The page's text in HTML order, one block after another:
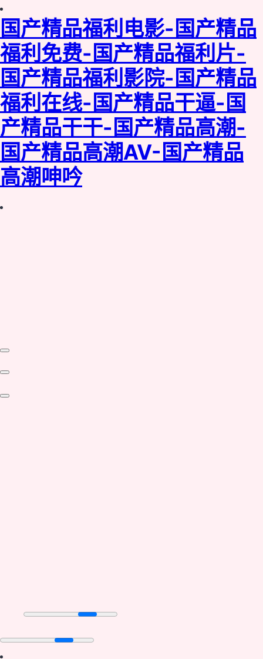
国产精品福利电影-国产精品
福利免费-国产精品福利片-
国产精品福利影院-国产精品
福利在线-国产精品干逼-国
产精品干干-国产精品高潮-
国产精品高潮AV-国产精品
高潮呻吟